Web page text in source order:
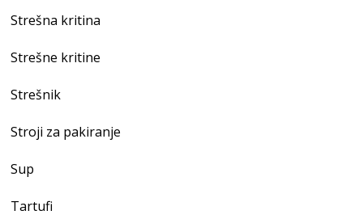
Strešna kritina
Strešne kritine
Strešnik
Stroji za pakiranje
Sup
Tartufi